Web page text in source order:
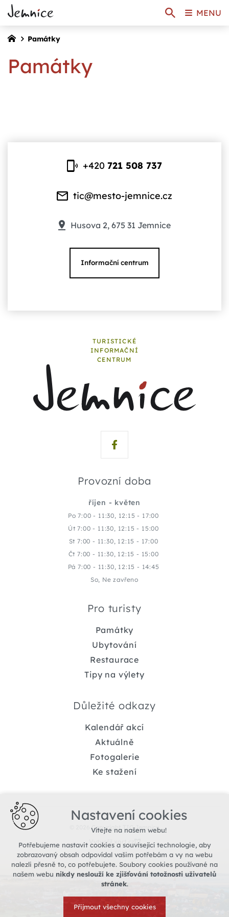
Památky
Památky
+420721 508 737
tic@mesto-jemnice.cz
Husova 2, 675 31 Jemnice
Informační centrum
TURISTICKÉ
INFORMAČNÍ
CENTRUM
Provozní doba
říjen - květen
Po 7:00 - 11:30, 12:15 - 17:00
Út 7:00 - 11:30, 12:15 - 15:00
St 7:00 - 11:30, 12:15 - 17:00
Čt 7:00 - 11:30, 12:15 - 15:00
Pá 7:00 - 11:30, 12:15 - 14:45
So, Ne zavřeno
Pro turisty
Památky
Ubytování
Restaurace
Tipy na výlety
Důležité odkazy
Kalendář akcí
Aktuálně
Fotogalerie
Ke stažení
© 2026 Copyright TIC Jemnice
Vytvořil xart.cz
MENU
Nastavení cookies
Vítejte na našem webu!
Potřebujeme nastavit cookies a související technologie, aby
zobrazovaný obsah odpovídal vašim potřebám a vy na webu
nalezli přesně to, co potřebujete. Soubory cookies používané na
našem webu nikdy neslouží ke zjišťování totožnosti uživatelů
stránek.
Přijmout všechny cookies